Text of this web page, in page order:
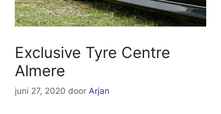
Exclusive Tyre Centre
Almere
juni 27, 2020 door Arjan